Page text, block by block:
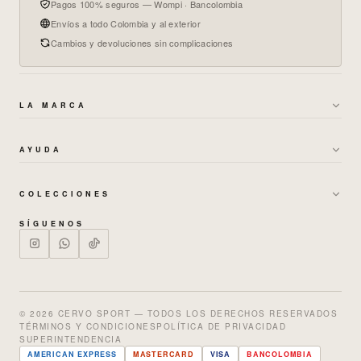
Pagos 100% seguros — Wompi · Bancolombia
Envíos a todo Colombia y al exterior
Cambios y devoluciones sin complicaciones
LA MARCA
GARANTÍAS Y CAMBIOS →
TRABAJA CON NOSOTROS
AYUDA
CAMBIOS Y DEVOLUCIONES →
PREGUNTAS FRECUENTES
NUESTRAS TIENDAS
GUÍA DE TALLAS →
COLECCIONES
HOMBRE
SALE % OFF
SÍGUENOS
© 2026 CERVO SPORT — TODOS LOS DERECHOS RESERVADOS
TÉRMINOS Y CONDICIONES POLÍTICA DE PRIVACIDAD
SUPERINTENDENCIA
AMERICAN EXPRESS MASTERCARD VISA BANCOLOMBIA